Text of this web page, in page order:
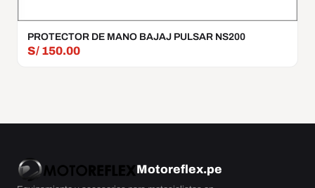
PROTECTOR DE MANO BAJAJ PULSAR NS200
S/ 150.00
Motoreflex.pe